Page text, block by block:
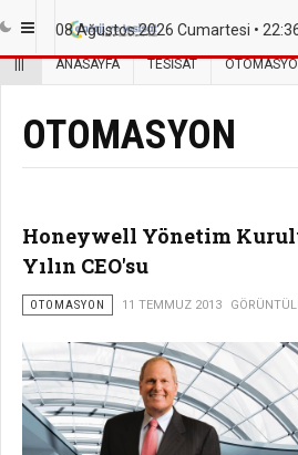
08 Ağustos 2026 Cumartesi •
ANASAYFA TESISAT
OTOMASYON
Honeywell Yönetim
Yılın CEO'su
OTOMASYON 11 TEMMUZ 2013